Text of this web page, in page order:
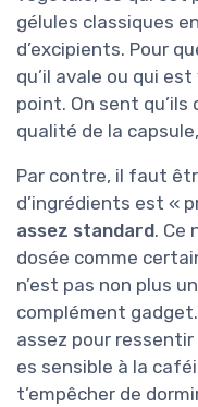
gélules classiques
d’excipients. Pour
qu’il avale ou qui
point. On sent
qualité de la
Par contre, il faut
d’ingrédients est «
assez standard. Ce
dosée comme
n’est pas non plus
complément
assez pour
es sensible à la
t’empêcher de